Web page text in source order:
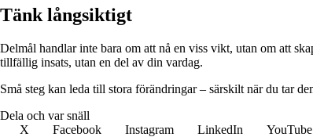
Tänk långsiktigt
Delmål handlar inte bara om att nå en viss vikt, utan om att
tillfällig insats, utan en del av din vardag.
Små steg kan leda till stora förändringar – särskilt när du tar
Dela och var snäll
X
Facebook Instagram LinkedIn YouTube